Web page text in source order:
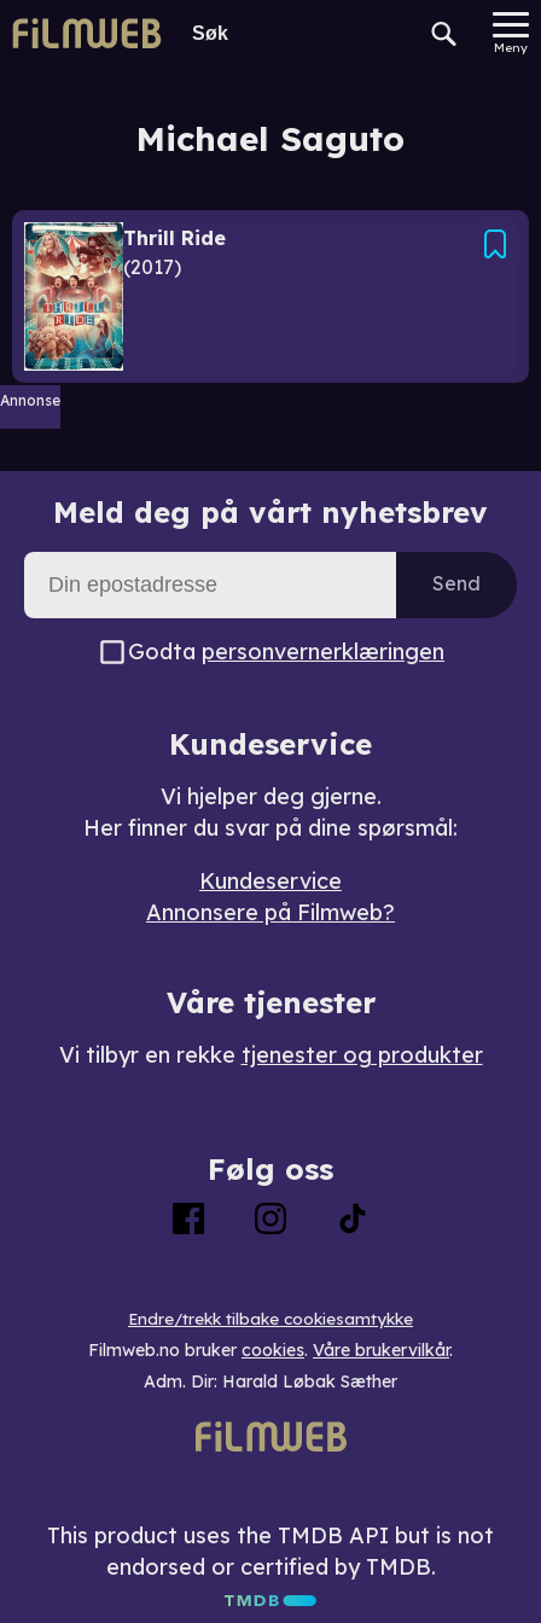
Meny
Michael Saguto
Thrill Ride
2017
Annonse
Meld deg på vårt nyhetsbrev
Send
Godta personvernerklæringen
Kundeservice
Vi hjelper deg gjerne.
Her finner du svar på dine spørsmål:
Kundeservice
Annonsere på Filmweb?
Våre tjenester
Vi tilbyr en rekke tjenester og produkter
Følg oss
Endre/trekk tilbake cookiesamtykke
Filmweb.no bruker cookies. Våre brukervilkår.
Adm. Dir: Harald Løbak Sæther
This product uses the TMDB API but is not
endorsed or certified by TMDB.